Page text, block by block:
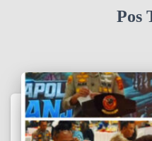
Pos